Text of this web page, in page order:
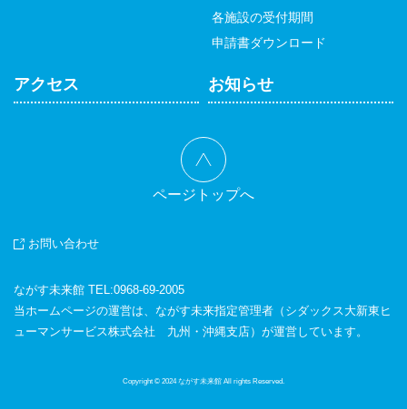
各施設の受付期間
申請書ダウンロード
アクセス お知らせ
ページトップへ
お問い合わせ
ながす未来館 TEL:0968-69-2005
当ホームページの運営は、ながす未来指定管理者（シダックス大新東ヒ
ューマンサービス株式会社 九州・沖縄支店）が運営しています。
Copyright © 2024 ながす未来館 All rights Reserved.